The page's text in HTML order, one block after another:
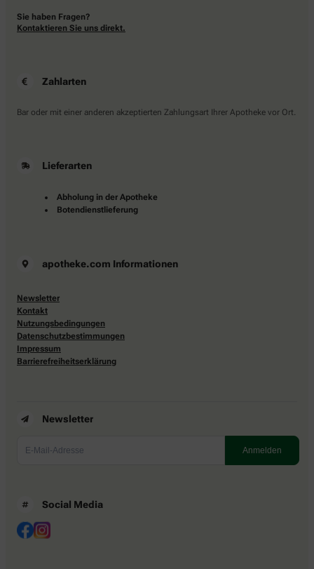
Sie haben Fragen?
Kontaktieren Sie uns direkt.
Zahlarten
Bar oder mit einer anderen akzeptierten Zahlungsart Ihrer Apotheke vor Ort.
Lieferarten
Abholung in der Apotheke
Botendienstlieferung
apotheke.com Informationen
Newsletter
Kontakt
Nutzungsbedingungen
Datenschutzbestimmungen
Impressum
Barrierefreiheitserklärung
Newsletter
Social Media